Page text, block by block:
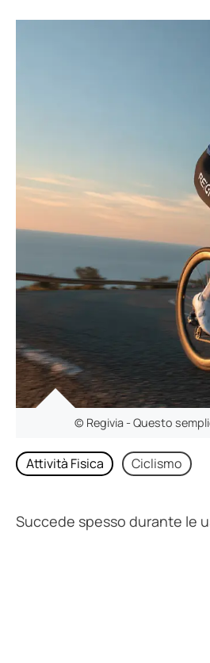
© Regivia - Questo
Attività Fisica Ciclismo
Succede spesso durante le